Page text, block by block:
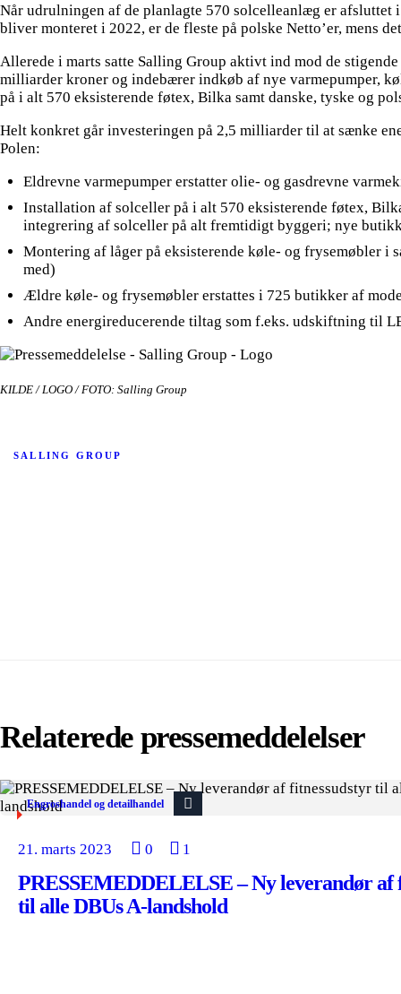
Når udrulningen af de planlagte 570 solcelleanlæg er
bliver monteret i 2022, er de fleste på polske Netto’er, mens
Allerede i marts satte Salling Group aktivt ind mod de
milliarder kroner og indebærer indkøb af nye varmepumper,
på i alt 570 eksisterende føtex, Bilka samt danske, tyske og
Helt konkret går investeringen på 2,5 milliarder til at sænke
Polen:
Eldrevne varmepumper erstatter olie- og gasdrevne
Installation af solceller på i alt 570 eksisterende føtex,
integrering af solceller på alt fremtidigt byggeri; nye
Montering af låger på eksisterende køle- og frysemøbler
med)
Ældre køle- og frysemøbler erstattes i 725 butikker af
Andre energireducerende tiltag som f.eks. udskiftning til
KILDE / LOGO / FOTO: Salling Group
SALLING GROUP
Relaterede pressemeddelelser
Engroshandel og detailhandel
21. marts 2023 0 1
PRESSEMEDDELELSE – Ny leverandør af
til alle DBUs A-landshold